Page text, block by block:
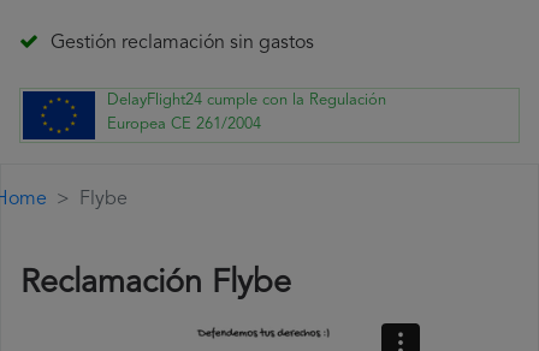
Gestión reclamación sin gastos
DelayFlight24 cumple con la Regulación
Europea CE 261/2004
Flybe
Reclamación Flybe